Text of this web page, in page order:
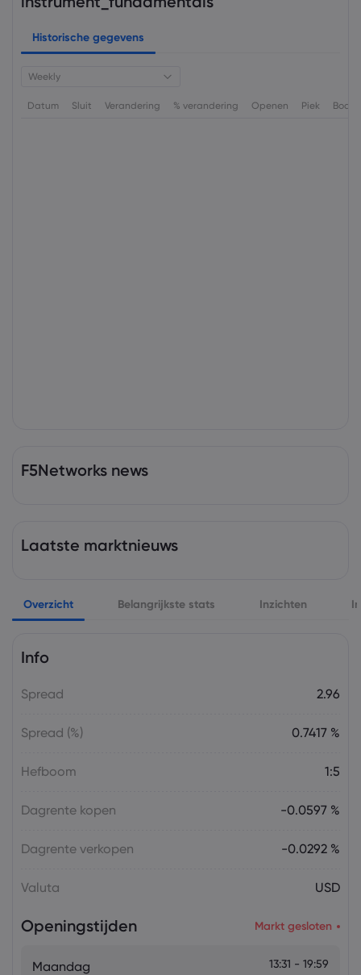
Historische gegevens
Weekly
Datum Sluit Verandering % verandering Openen Piek
F5Networks news
Laatste marktnieuws
Overzicht Belangrijkste stats Inzichten
Info
Spread 2.96
Spread (%) 0.7417 %
Hefboom 1:5
Dagrente kopen -0.0597 %
Dagrente verkopen -0.0292 %
Valuta USD
Openingstijden Markt gesloten
Maandag 13:31 - 19:59